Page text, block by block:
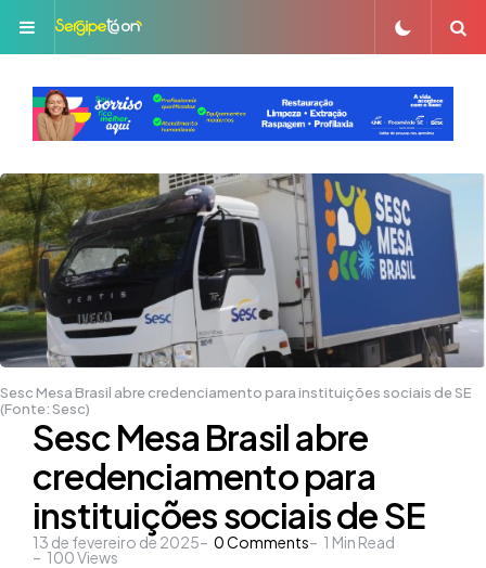
Menu
Sesc Mesa Brasil abre credenciamento para instituições sociais de SE
(Fonte: Sesc)
Sesc Mesa Brasil abre
credenciamento para
instituições sociais de SE
13 de fevereiro de 2025 0Comments 1 Min Read
100Views